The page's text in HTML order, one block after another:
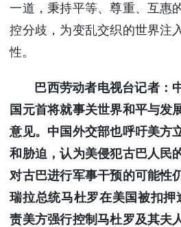
一道，秉持平等、尊重、互惠
控分歧，为变乱交织的世界注
性。
巴西劳动者电视台记者：
国元首将就事关世界和平与发
意见。中国外交部也呼吁美方
和胁迫，认为美侵犯古巴人民
对古巴进行军事干预的可能性
瑞拉总统马杜罗在美国被扣押
责美方强行控制马杜罗及其夫